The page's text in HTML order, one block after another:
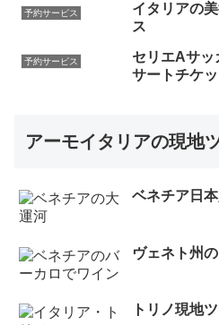
予約サービス
イタリアの
ス
予約サービス
セリエAサッ
サートチケ
アーモイタリアの現地
ベネチア日
ヴェネト州
トリノ現地